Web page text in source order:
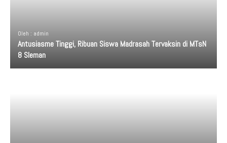
Oleh : admin
Antusiasme Tinggi, Ribuan Siswa Madrasah Tervaksin di MTsN
8 Sleman